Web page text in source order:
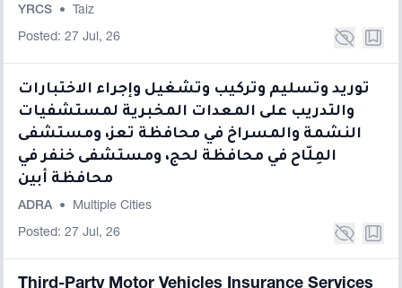
YRCS • Taiz
Posted: 27 Jul, 26
توريد وتسليم وتركيب وتشغيل وإجراء الاختبارات
والتدريب على المعدات المخبرية لمستشفيات
النشمة والمسراخ في محافظة تعز، ومستشفى
المِلّاح في محافظة لحج، ومستشفى خنفر في
محافظة أبين
ADRA • Multiple Cities
Posted: 27 Jul, 26
Third-Party Motor Vehicles Insurance Services